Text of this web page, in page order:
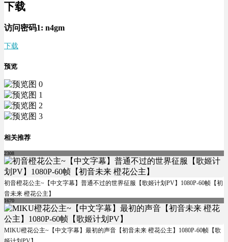
下载
访问密码1: n4gm
下载
预览
相关推荐
2308
初音橙花公主~【中文字幕】普通不过的世界征服【歌姬计划PV】1080P-60帧【初
音未来 橙花公主】
1670
MIKU橙花公主~【中文字幕】最初的声音【初音未来 橙花公主】1080P-60帧【歌